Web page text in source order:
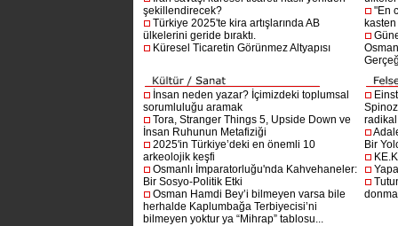
şekillendirecek?
Türkiye 2025'te kira artışlarında AB
ülkelerini geride bıraktı.
Küresel Ticaretin Görünmez Altyapısı
"En
İnsan neden yazar? İçimizdeki toplumsal
sorumluluğu aramak
Tora, Stranger Things 5, Upside Down ve
İnsan Ruhunun Metafiziği
2025'in Türkiye’deki en önemli 10
arkeolojik keşfi
Osmanlı İmparatorluğu'nda Kahvehaneler:
Bir Sosyo-Politik Etki
Osman Hamdi Bey’i bilmeyen varsa bile
herhalde Kaplumbağa Terbiyecisi’ni
bilmeyen yoktur ya “Mihrap” tablosu...
Bir